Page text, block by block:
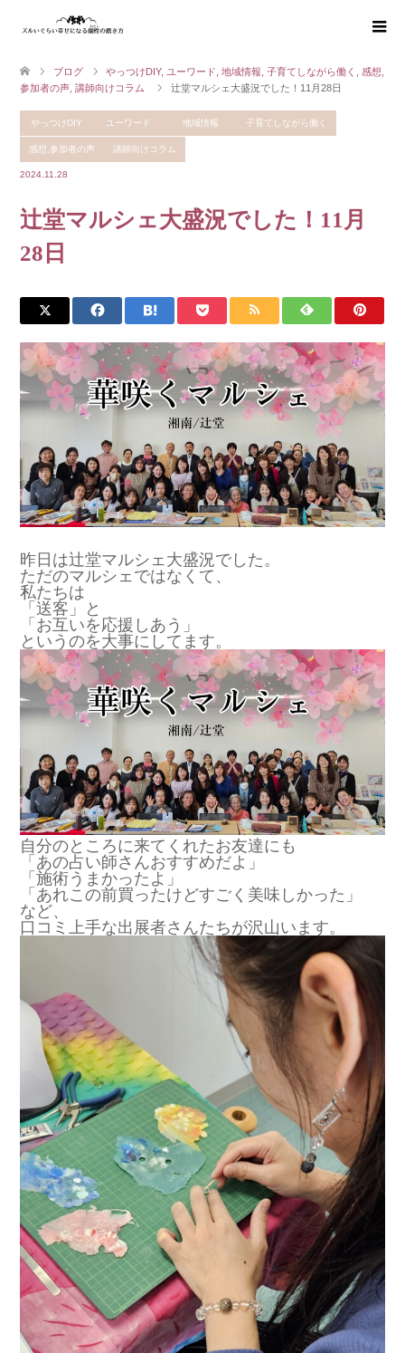
ブログ やっつけDIY, ユーワード 地域情報 子育てしながら働く
感想,
参加者の声 講師向けコラム 辻堂マルシェ大盛況でした！11月28日
やっつけDIY ユーワード 地域情報 子育てしながら働く
感想,参加者の声 講師向けコラム
2024.11.28
辻堂マルシェ大盛況でした！11月
28日
昨日は辻堂マルシェ大盛況でした。
ただのマルシェではなくて、
私たちは
「送客」と
「お互いを応援しあう」
というのを大事にしてます。
自分のところに来てくれたお友達にも
「あの占い師さんおすすめだよ」
「施術うまかったよ」
「あれこの前買ったけどすごく美味しかった」
など、
口コミ上手な出展者さんたちが沢山います。